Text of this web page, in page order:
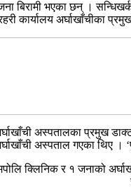
बिरामी भएका छन् ।
कार्यालय अर्घाखाँचीका
अस्पतालका प्रमुख
अस्पताल गएका थिए ।
क्लिनिक र १ जनाको